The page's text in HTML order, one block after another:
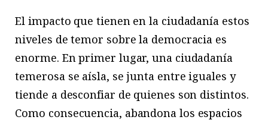
El impacto que tienen en la ciudadanía estos
niveles de temor sobre la democracia es
enorme. En primer lugar, una ciudadanía
temerosa se aísla, se junta entre iguales y
tiende a desconfiar de quienes son distintos.
Como consecuencia, abandona los espacios